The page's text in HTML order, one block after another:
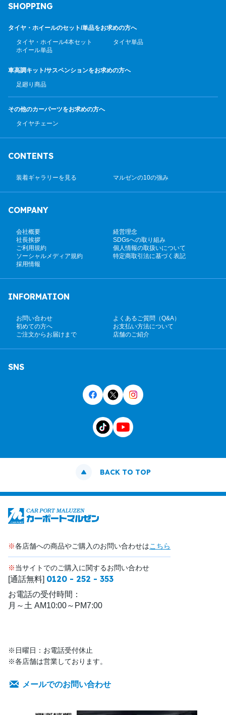
SHOPPING
タイヤ・ホイールのセット/単品をお求めの方へ
タイヤ・ホイール4本セット
タイヤ単品
ホイール単品
車高調キット/サスペンションをお求めの方へ
足廻り商品
その他のカーパーツをお求めの方へ
タイヤチェーン
CONTENTS
装着ギャラリーを見る マルゼンの10の強み
COMPANY
会社概要
経営理念
社長挨拶
SDGsへの取り組み
ご利用規約
個人情報の取扱いについて
ソーシャルメディア規約
特定商取引法に基づく表記
採用情報
INFORMATION
お問い合わせ
よくあるご質問（Q&A）
初めての方へ
お支払い方法について
ご注文からお届けまで
店舗のご紹介
SNS
BACK TO TOP
※各店舗への商品やご購入のお問い合わせはこちら
※当サイトでのご購入に関するお問い合わせ
[通話無料] 0120 - 252 - 353
お電話の受付時間：
月～土 AM10:00～PM7:00
※日曜日：お電話受付休止
※各店舗は営業しております。
メールでのお問い合わせ